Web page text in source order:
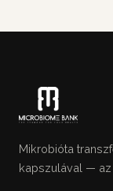
Mikrobióta
kapszulával —